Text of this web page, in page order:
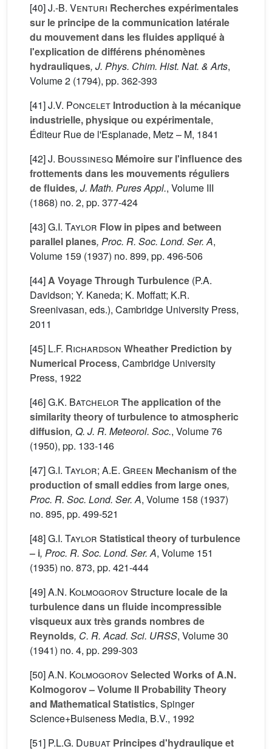
[40]J.-B. Venturi Recherches expérimentales
sur le principe de la communication latérale
du mouvement dans les fluides appliqué à
l'explication de différens phénomènes
hydrauliques, J. Phys. Chim. Hist. Nat. & Arts,
Volume 2 (1794), pp. 362-393
[41]J.V. Poncelet Introduction à la mécanique
industrielle, physique ou expérimentale,
Éditeur Rue de l'Esplanade, Metz – M, 1841
[42]J. Boussinesq Mémoire sur l'influence des
frottements dans les mouvements réguliers
de fluides, J. Math. Pures Appl., Volume III
(1868) no. 2, pp. 377-424
[43]G.I. Taylor Flow in pipes and between
parallel planes, Proc. R. Soc. Lond. Ser. A,
Volume 159 (1937) no. 899, pp. 496-506
[44]A Voyage Through Turbulence (P.A.
Davidson; Y. Kaneda; K. Moffatt; K.R.
Sreenivasan, eds.), Cambridge University Press,
2011
[45] L.F. Richardson Wheather Prediction by
Numerical Process, Cambridge University
Press, 1922
[46]G.K. Batchelor The application of the
similarity theory of turbulence to atmospheric
diffusion, Q. J. R. Meteorol. Soc., Volume 76
(1950), pp. 133-146
[47]G.I. Taylor; A.E. Green Mechanism of the
production of small eddies from large ones,
Proc. R. Soc. Lond. Ser. A, Volume 158 (1937)
no. 895, pp. 499-521
[48]G.I. Taylor Statistical theory of turbulence
– i, Proc. R. Soc. Lond. Ser. A, Volume 151
(1935) no. 873, pp. 421-444
[49]A.N. KolmogorovStructure locale de la
turbulence dans un fluide incompressible
visqueux aux très grands nombres de
Reynolds, C. R. Acad. Sci. URSS, Volume 30
(1941) no. 4, pp. 299-303
[50]A.N. KolmogorovSelected Works of A.N.
Kolmogorov – Volume II Probability Theory
and Mathematical Statistics, Spinger
Science+Buiseness Media, B.V., 1992
[51] P.L.G. Dubuat Principes d'hydraulique et